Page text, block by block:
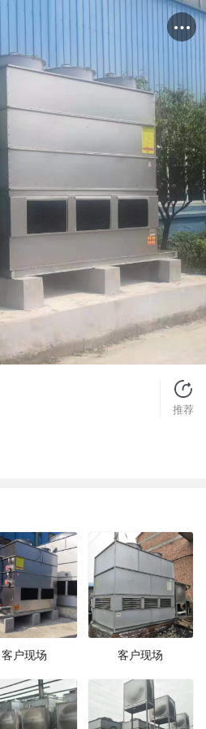
推荐
客户现场 客户现场